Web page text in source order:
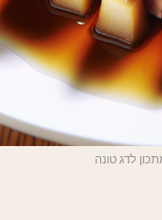
לדג טונה